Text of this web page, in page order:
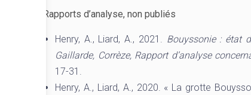
Rapports d’analyse, non publiés
Henry, A., Liard, A., 2021. Bouyssonie : état
Gaillarde, Corrèze, Rapport d’analyse
17-31.
Henry, A., Liard, A., 2020. « La grotte